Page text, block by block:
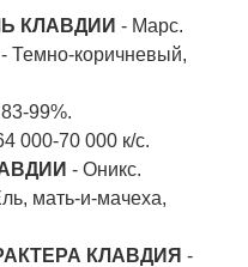
КЛАВДИИ - Марс.
- Темно-коричневый,
99%.
000-70 000 к/с.
- Оникс.
мать-и-мачеха,
КЛАВДИЯ -